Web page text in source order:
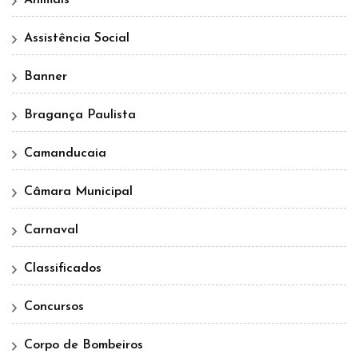
Assistência Social
Banner
Bragança Paulista
Camanducaia
Câmara Municipal
Carnaval
Classificados
Concursos
Corpo de Bombeiros